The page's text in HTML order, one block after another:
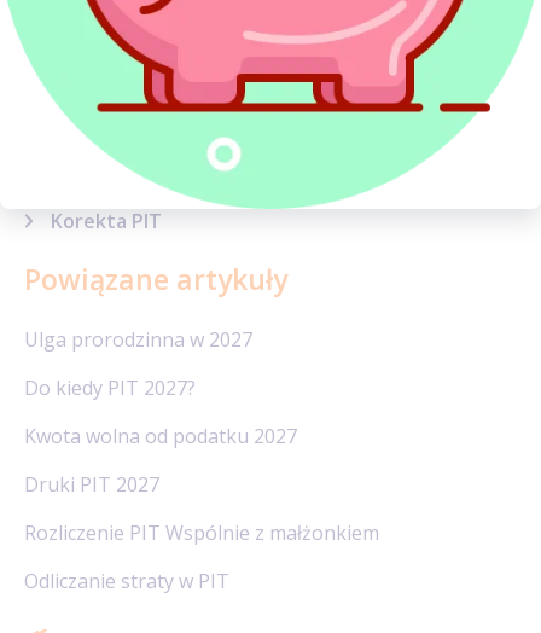
Dochody inwestycyjne
Sytuacje podatkowe
Terminy, wskaźniki i stawki
Sprawy urzędowe
Formularze podatkowe
Korekta PIT
Powiązane artykuły
Ulga prorodzinna w 2027
Do kiedy PIT 2027?
Kwota wolna od podatku 2027
Druki PIT 2027
Rozliczenie PIT Wspólnie z małżonkiem
Odliczanie straty w PIT